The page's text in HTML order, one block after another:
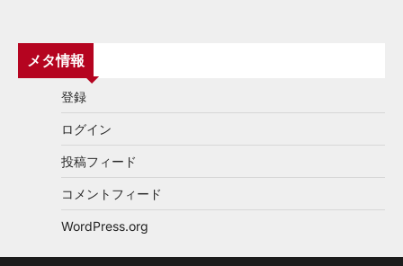
メタ情報
登録
ログイン
投稿フィード
コメントフィード
WordPress.org